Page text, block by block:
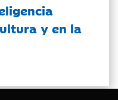
y en la